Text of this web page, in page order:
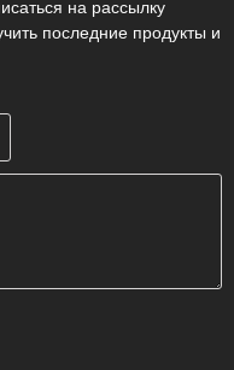
на рассылку
последние продукты и